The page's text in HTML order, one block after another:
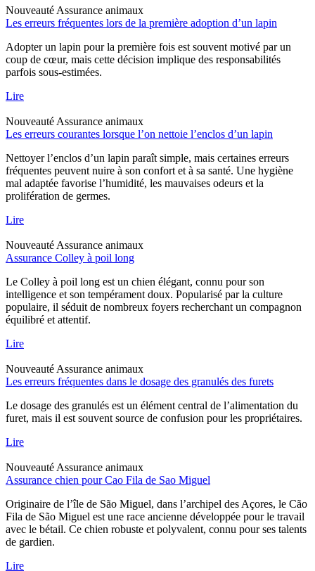
Nouveauté Assurance animaux
Les erreurs fréquentes lors de la première adoption d’un lapin
Adopter un lapin pour la première fois est souvent motivé par un
coup de cœur, mais cette décision implique des responsabilités
parfois sous-estimées.
Lire
Nouveauté Assurance animaux
Les erreurs courantes lorsque l’on nettoie l’enclos d’un lapin
Nettoyer l’enclos d’un lapin paraît simple, mais certaines erreurs
fréquentes peuvent nuire à son confort et à sa santé. Une hygiène
mal adaptée favorise l’humidité, les mauvaises odeurs et la
prolifération de germes.
Lire
Nouveauté Assurance animaux
Assurance Colley à poil long
Le Colley à poil long est un chien élégant, connu pour son
intelligence et son tempérament doux. Popularisé par la culture
populaire, il séduit de nombreux foyers recherchant un compagnon
équilibré et attentif.
Lire
Nouveauté Assurance animaux
Les erreurs fréquentes dans le dosage des granulés des furets
Le dosage des granulés est un élément central de l’alimentation du
furet, mais il est souvent source de confusion pour les propriétaires.
Lire
Nouveauté Assurance animaux
Assurance chien pour Cao Fila de Sao Miguel
Originaire de l’île de São Miguel, dans l’archipel des Açores, le Cão
Fila de São Miguel est une race ancienne développée pour le travail
avec le bétail. Ce chien robuste et polyvalent, connu pour ses talents
de gardien.
Lire